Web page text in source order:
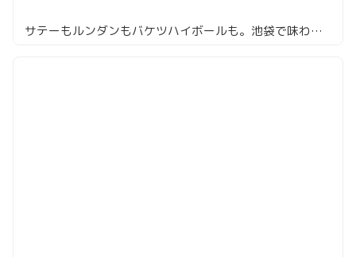
サテーもルンダンもバケツハイボールも。池袋で味わう東南アジアの屋台旅